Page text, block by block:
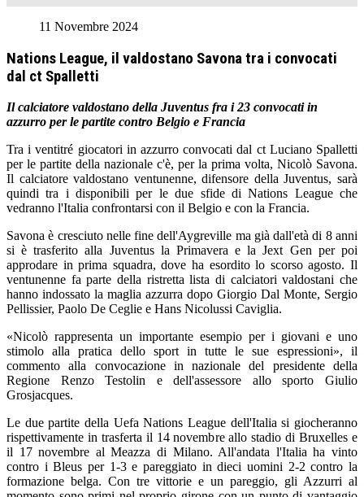
11 Novembre 2024
Nations League, il valdostano Savona tra i convocati
dal ct Spalletti
Il calciatore valdostano della Juventus fra i 23 convocati in
azzurro per le partite contro Belgio e Francia
Tra i ventitré giocatori in azzurro convocati dal ct Luciano Spalletti
per le partite della nazionale c'è, per la prima volta, Nicolò Savona.
Il calciatore valdostano ventunenne, difensore della Juventus, sarà
quindi tra i disponibili per le due sfide di Nations League che
vedranno l'Italia confrontarsi con il Belgio e con la Francia.
Savona è cresciuto nelle fine dell'Aygreville ma già dall'età di 8 anni
si è trasferito alla Juventus la Primavera e la Jext Gen per poi
approdare in prima squadra, dove ha esordito lo scorso agosto. Il
ventunenne fa parte della ristretta lista di calciatori valdostani che
hanno indossato la maglia azzurra dopo Giorgio Dal Monte, Sergio
Pellissier, Paolo De Ceglie e Hans Nicolussi Caviglia.
«Nicolò rappresenta un importante esempio per i giovani e uno
stimolo alla pratica dello sport in tutte le sue espressioni», il
commento alla convocazione in nazionale del presidente della
Regione Renzo Testolin e dell'assessore allo sporto Giulio
Grosjacques.
Le due partite della Uefa Nations League dell'Italia si giocheranno
rispettivamente in trasferta il 14 novembre allo stadio di Bruxelles e
il 17 novembre al Meazza di Milano. All'andata l'Italia ha vinto
contro i Bleus per 1-3 e pareggiato in dieci uomini 2-2 contro la
formazione belga. Con tre vittorie e un pareggio, gli Azzurri al